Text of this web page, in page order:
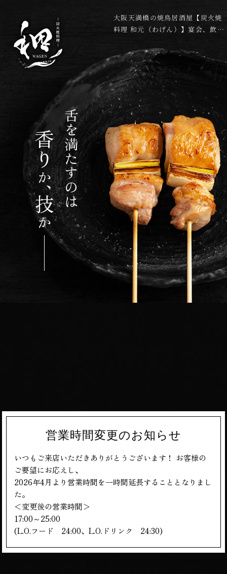
大阪天満橋の焼鳥居酒屋【炭火焼
料理 和元（わげん）】宴会、飲み
舌を満たすのは
香り
か
、
技
か
営業時間変更のお知らせ
いつもご来店いただきありがとうございます！ お客様の
ご要望にお応えし、
2026年4月より営業時間を一時間延長することとなりまし
た。
＜変更後の営業時間＞
17:00～25:00
(L.O.フード 24:00、L.O.ドリンク 24:30)